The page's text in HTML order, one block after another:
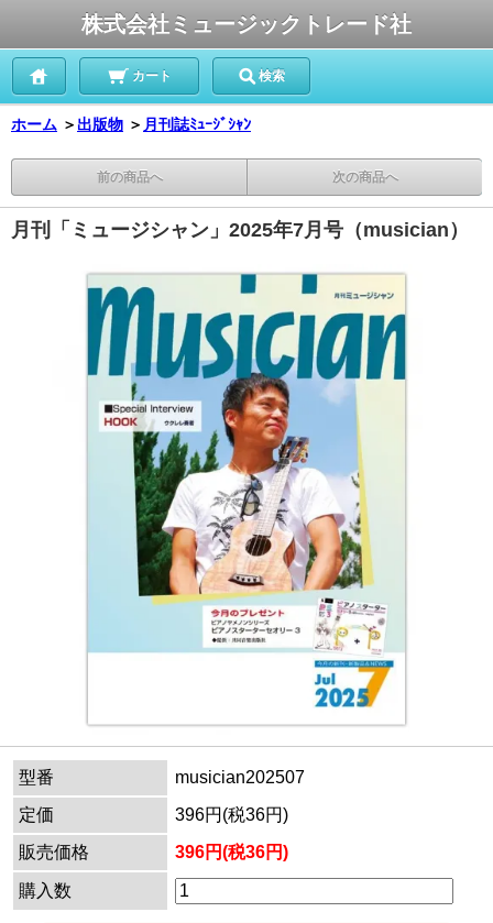
株式会社ミュージックトレード社
カート 検索
ホーム ＞ 出版物 ＞ 月刊誌ﾐｭｰｼﾞｼｬﾝ
前の商品へ 次の商品へ
月刊「ミュージシャン」2025年7月号（musician）
型番
musician202507
定価
396円(税36円)
販売価格
396円(税36円)
購入数